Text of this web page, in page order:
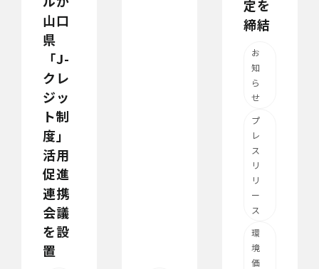
山口
県
「J-
クレ
ジッ
ト制
度」
活用
促進
連携
会議
を設
置
定を
締結
お
知
ら
せ
プ
レ
ス
リ
リ
ー
ス
環
境
価